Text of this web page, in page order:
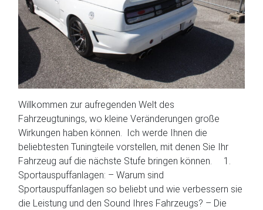
Willkommen zur aufregenden Welt des
Fahrzeugtunings, wo kleine Veränderungen große
Wirkungen haben können. Ich werde Ihnen die
beliebtesten Tuningteile vorstellen, mit denen Sie Ihr
Fahrzeug auf die nächste Stufe bringen können. 1.
Sportauspuffanlagen: – Warum sind
Sportauspuffanlagen so beliebt und wie verbessern sie
die Leistung und den Sound Ihres Fahrzeugs? – Die